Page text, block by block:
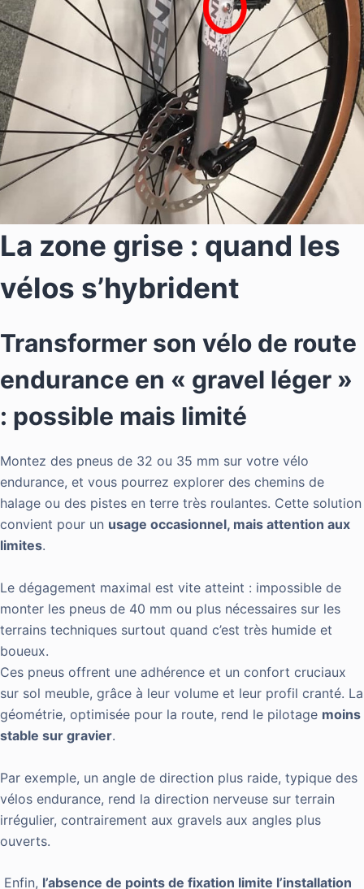
La zone grise : quand les
vélos s’hybrident
Transformer son vélo de route
endurance en « gravel léger »
: possible mais limité
Montez des pneus de 32 ou 35 mm sur votre vélo
endurance, et vous pourrez explorer des chemins de
halage ou des pistes en terre très roulantes. Cette solution
convient pour un usage occasionnel, mais attention aux
limites.
Le dégagement maximal est vite atteint : impossible de
monter les pneus de 40 mm ou plus nécessaires sur les
terrains techniques surtout quand c’est très humide et
boueux.
Ces pneus offrent une adhérence et un confort cruciaux
sur sol meuble, grâce à leur volume et leur profil cranté. La
géométrie, optimisée pour la route, rend le pilotage moins
stable sur gravier.
Par exemple, un angle de direction plus raide, typique des
vélos endurance, rend la direction nerveuse sur terrain
irrégulier, contrairement aux gravels aux angles plus
ouverts.
Enfin, l’absence de points de fixation limite l’installation